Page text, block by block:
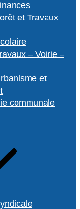
et Travaux
– Voirie –
et
communale